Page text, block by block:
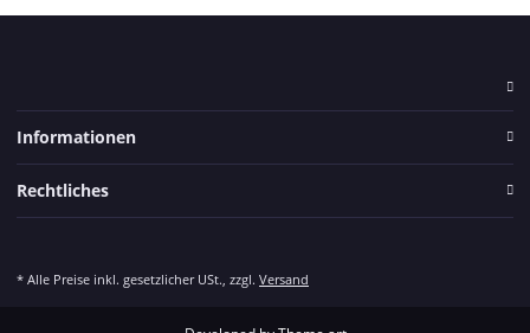
Informationen
Rechtliches
* Alle Preise inkl. gesetzlicher USt., zzgl. Versand